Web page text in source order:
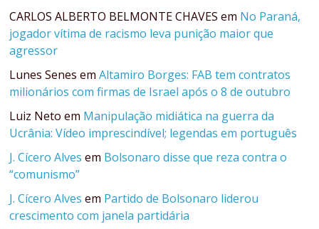
CARLOS ALBERTO BELMONTE CHAVES em No Paraná,
jogador vítima de racismo leva punição maior que
agressor
Lunes Senes emAltamiro Borges: FAB tem contratos
milionários com firmas de Israel após o 8 de outubro
Luiz Neto em Manipulação midiática na guerra da
Ucrânia: Vídeo imprescindível; legendas em português
J. Cícero Alves em Bolsonaro disse que reza contra o
“comunismo”
J. Cícero Alves em Partido de Bolsonaro liderou
crescimento com janela partidária